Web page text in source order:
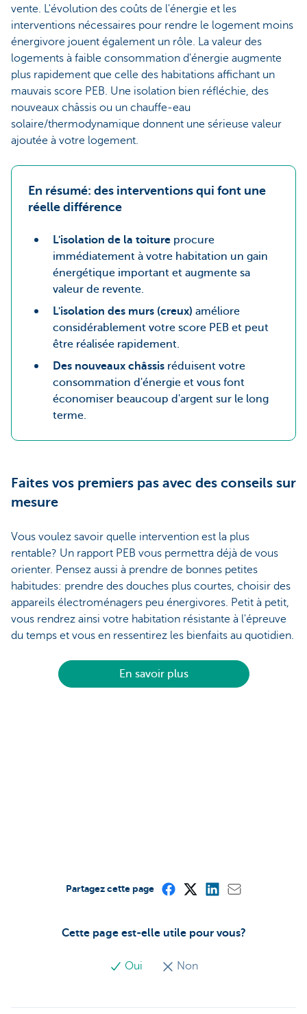
vente. L'évolution des coûts de l'énergie et les
interventions nécessaires pour rendre le logement moins
énergivore jouent également un rôle. La valeur des
logements à faible consommation d'énergie augmente
plus rapidement que celle des habitations affichant un
mauvais score PEB. Une isolation bien réfléchie, des
nouveaux châssis ou un chauffe-eau
solaire/thermodynamique donnent une sérieuse valeur
ajoutée à votre logement.
En résumé: des interventions qui font une
réelle différence
L'isolation de la toiture procure
immédiatement à votre habitation un gain
énergétique important et augmente sa
valeur de revente.
L'isolation des murs (creux) améliore
considérablement votre score PEB et peut
être réalisée rapidement.
Des nouveaux châssis réduisent votre
consommation d'énergie et vous font
économiser beaucoup d'argent sur le long
terme.
Faites vos premiers pas avec des conseils sur
mesure
Vous voulez savoir quelle intervention est la plus
rentable? Un rapport PEB vous permettra déjà de vous
orienter. Pensez aussi à prendre de bonnes petites
habitudes: prendre des douches plus courtes, choisir des
appareils électroménagers peu énergivores. Petit à petit,
vous rendrez ainsi votre habitation résistante à l'épreuve
du temps et vous en ressentirez les bienfaits au quotidien.
En savoir plus
Cette page est-elle utile pour vous?
Oui Non
Partagez cette page